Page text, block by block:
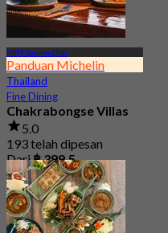
MRT Sanam Chai
Panduan Michelin
Thailand
Fine Dining
Chakrabongse Villas
5.0
193 telah dipesan
Dari฿ 399.5